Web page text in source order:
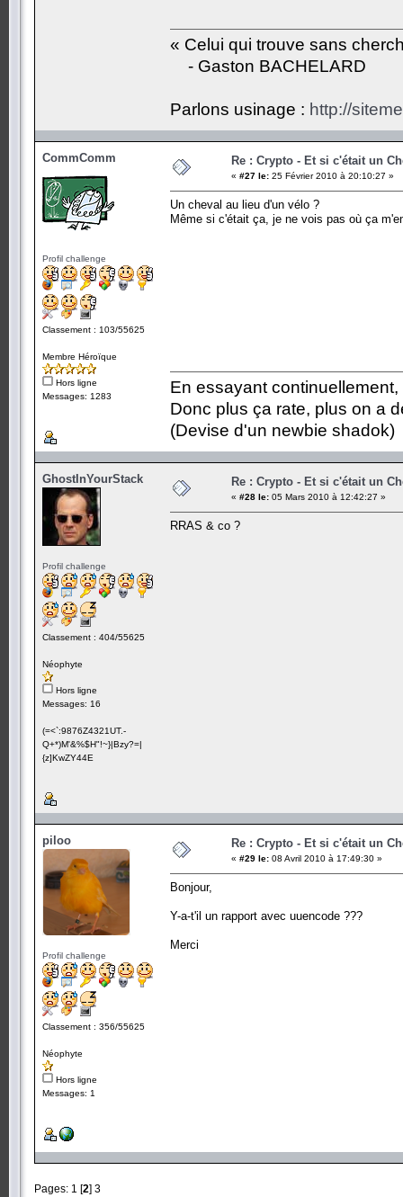
« Celui qui trouve sans
- Gaston BACHELARD
Parlons usinage : http://
CommComm
Profil challenge
Classement : 103/55625
Membre Héroïque
Hors ligne
Messages: 1283
Re : Crypto - Et si c'était un
« #27 le: 25 Février 2010 à 20:10:27 »
Un cheval au lieu d'un vélo ?
Même si c'était ça, je ne vois pas où ça
En essayant
Donc plus ça rate, plus on a
(Devise d'un newbie shadok)
GhostInYourStack
Profil challenge
Classement : 404/55625
Néophyte
Hors ligne
Messages: 16
(=<`:9876Z4321UT.-
Q+*)M'&%$H"!~}|Bzy?=|
{z]KwZY44E
Re : Crypto - Et si c'était un
« #28 le: 05 Mars 2010 à 12:42:27 »
RRAS & co ?
piloo
Profil challenge
Classement : 356/55625
Néophyte
Hors ligne
Messages: 1
Re : Crypto - Et si c'était un
« #29 le: 08 Avril 2010 à 17:49:30 »
Bonjour,
Y-a-t'il un rapport avec uuencode ???
Merci
Pages: 1 [2] 3